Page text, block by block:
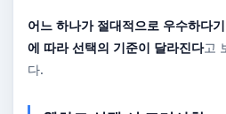
어느 하나가 절대적으로 우수하다
에 따라 선택의 기준이 달라진다고
다.